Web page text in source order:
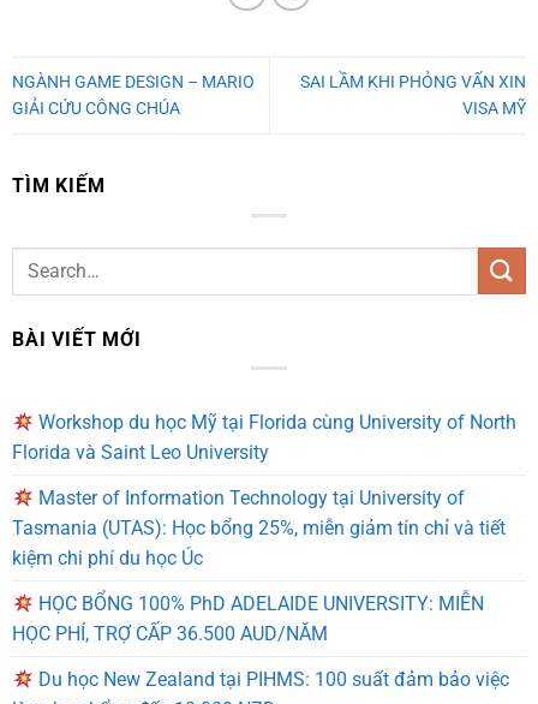
NGÀNH GAME DESIGN – MARIO
GIẢI CỨU CÔNG CHÚA
SAI LẦM KHI PHỎNG VẤN XIN
VISA MỸ
TÌM KIẾM
BÀI VIẾT MỚI
Workshop du học Mỹ tại Florida cùng University of North
Florida và Saint Leo University
Master of Information Technology tại University of
Tasmania (UTAS): Học bổng 25%, miễn giảm tín chỉ và tiết
kiệm chi phí du học Úc
HỌC BỔNG 100% PhD ADELAIDE UNIVERSITY: MIỄN
HỌC PHÍ, TRỢ CẤP 36.500 AUD/NĂM
Du học New Zealand tại PIHMS: 100 suất đảm bảo việc